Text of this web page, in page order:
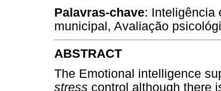
Palavras-chave: Inteligência
municipal, Avaliação
ABSTRACT
The Emotional intelligence
stress control although there